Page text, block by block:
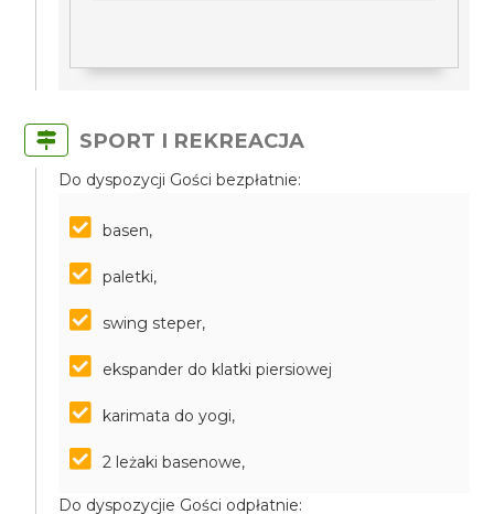
SPORT I REKREACJA
Do dyspozycji Gości bezpłatnie:
basen,
paletki,
swing steper,
ekspander do klatki piersiowej
karimata do yogi,
2 leżaki basenowe,
Do dyspozycjie Gości odpłatnie: